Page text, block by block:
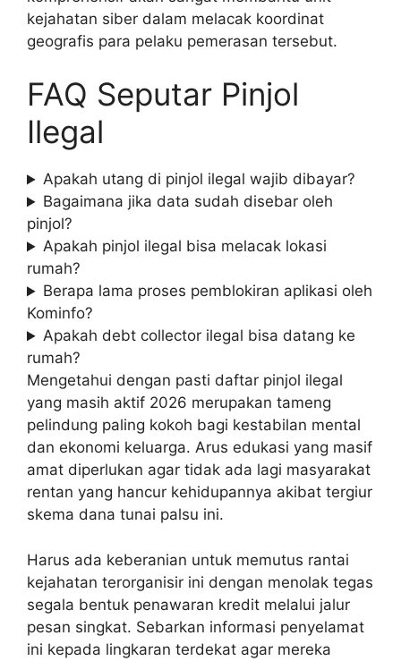
kejahatan siber dalam melacak koordinat
geografis para pelaku pemerasan tersebut.
FAQ Seputar Pinjol
Ilegal
Apakah utang di pinjol ilegal wajib dibayar?
Bagaimana jika data sudah disebar oleh
pinjol?
Apakah pinjol ilegal bisa melacak lokasi
rumah?
Berapa lama proses pemblokiran aplikasi oleh
Kominfo?
Apakah debt collector ilegal bisa datang ke
rumah?
Mengetahui dengan pasti daftar pinjol ilegal
yang masih aktif 2026 merupakan tameng
pelindung paling kokoh bagi kestabilan mental
dan ekonomi keluarga. Arus edukasi yang masif
amat diperlukan agar tidak ada lagi masyarakat
rentan yang hancur kehidupannya akibat tergiur
skema dana tunai palsu ini.
Harus ada keberanian untuk memutus rantai
kejahatan terorganisir ini dengan menolak tegas
segala bentuk penawaran kredit melalui jalur
pesan singkat. Sebarkan informasi penyelamat
ini kepada lingkaran terdekat agar mereka